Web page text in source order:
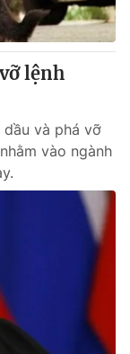
lệnh
và phá vỡ
vào ngành